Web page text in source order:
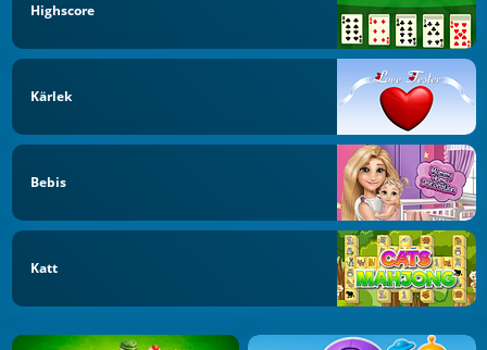
Highscore
Kärlek
Bebis
Katt